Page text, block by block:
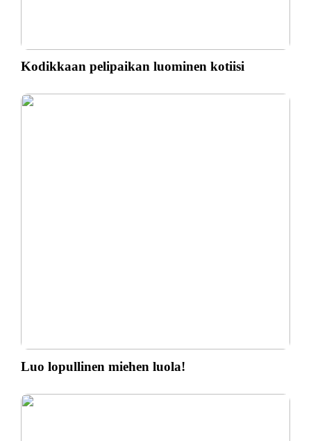
Kodikkaan pelipaikan luominen kotiisi
Luo lopullinen miehen luola!